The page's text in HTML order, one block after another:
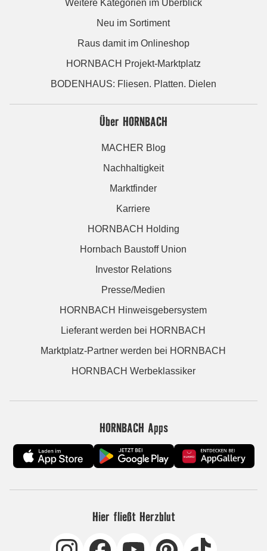
Weitere Kategorien im Überblick
Neu im Sortiment
Raus damit im Onlineshop
HORNBACH Projekt-Marktplatz
BODENHAUS: Fliesen. Platten. Dielen
Über HORNBACH
MACHER Blog
Nachhaltigkeit
Marktfinder
Karriere
HORNBACH Holding
Hornbach Baustoff Union
Investor Relations
Presse/Medien
HORNBACH Hinweisgebersystem
Lieferant werden bei HORNBACH
Marktplatz-Partner werden bei HORNBACH
HORNBACH Werbeklassiker
HORNBACH Apps
Hier fließt Herzblut